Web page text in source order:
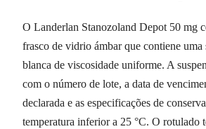
O Landerlan Stanozoland Depot 50 mg
frasco de vidrio ámbar que contiene uma
blanca de viscosidade uniforme. A
com o número de lote, a data de
declarada e as especificações de
temperatura inferior a 25 °C. O rotulado